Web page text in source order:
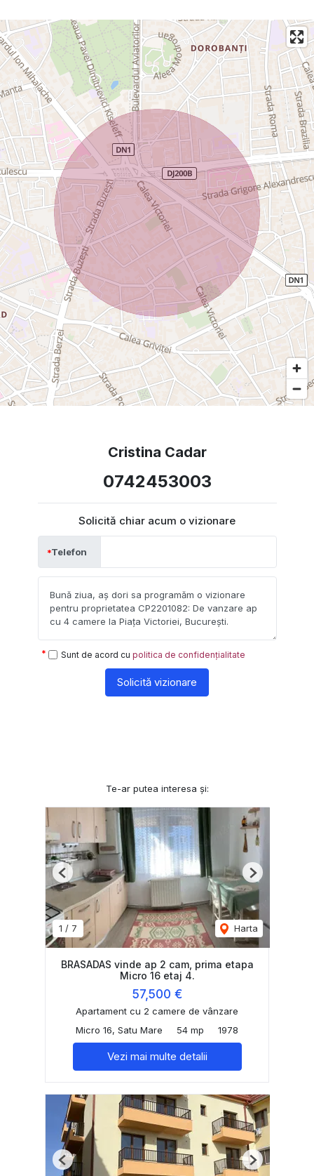
Cristina Cadar
0742453003
Solicită chiar acum o vizionare
Telefon
Sunt de acord cu politica de confidențialitate
Solicită vizionare
Te-ar putea interesa și:
1 / 7 Harta
Previous Next
BRASADAS vinde ap 2 cam, prima etapa
Micro 16 etaj 4.
57,500 €
Apartament cu 2 camere de vânzare
Micro 16, Satu Mare
54 mp 1978
Vezi mai multe detalii
Previous Next